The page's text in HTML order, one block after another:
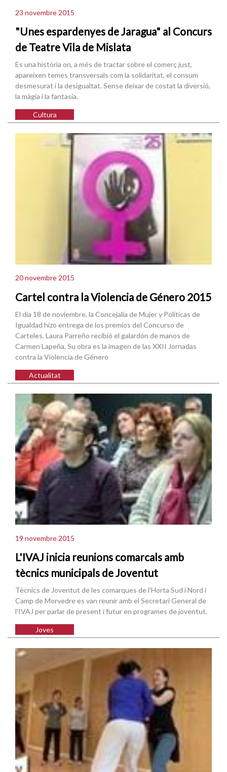
23 novembre 2015
"Unes espardenyes de Jaragua" al Concurs
de Teatre Vila de Mislata
Es una història on, a més de tractar sobre el comerç just,
apareixen temes transversals com la solidaritat, el consum
desmesurat i la desigualtat. Sense deixar de costat la diversió,
la màgia i la fantasia.
Cultura
20 novembre 2015
Cartel contra la Violencia de Género 2015
El día 18 de noviembre, la Concejalía de Mujer y Políticas de
Igualdad hizo entrega de los premios del Concurso de
Carteles. Laura Parreño recibió el galardón de manos de
Carmen Lapeña. Su obra es la imagen de las XXII Jornadas
contra la Violencia de Género
Actualitat
19 novembre 2015
L'IVAJ inicia reunions comarcals amb
tècnics municipals de Joventut
Tècnics de Joventut de les comarques de l'Horta Sud i Nord i
Camp de Morvedre es van reunir amb el Secretari General de
l'IVAJ per parlar de present i futur en programes de joventut.
Joves